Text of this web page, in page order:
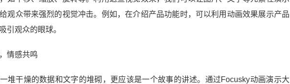
观众带来强烈的视觉冲击。例如，在介绍产品功能时，可以利用动画效果展示产品
引观众的眼球。
情感共鸣
堆干燥的数据和文字的堆砌，更应该是一个故事的讲述。通过Focusky动画演示大